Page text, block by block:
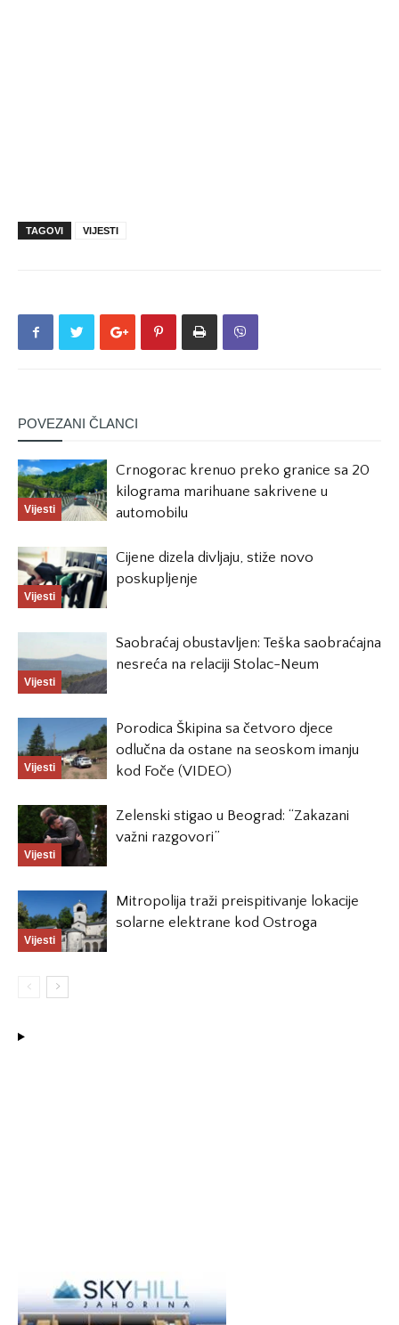
TAGOVI VIJESTI
POVEZANI ČLANCI
Vijesti
Crnogorac krenuo preko granice sa 20
kilograma marihuane sakrivene u
automobilu
Vijesti
Cijene dizela divljaju, stiže novo
poskupljenje
Vijesti
Saobraćaj obustavljen: Teška saobraćajna
nesreća na relaciji Stolac-Neum
Vijesti
Porodica Škipina sa četvoro djece
odlučna da ostane na seoskom imanju
kod Foče (VIDEO)
Vijesti
Zelenski stigao u Beograd: “Zakazani
važni razgovori”
Vijesti
Mitropolija traži preispitivanje lokacije
solarne elektrane kod Ostroga